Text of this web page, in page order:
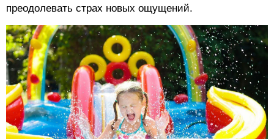
преодолевать страх новых ощущений.